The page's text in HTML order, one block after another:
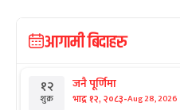
आगामी बिदाहरु
१२
शुक्र
जनै पूर्णिमा
भाद्र १२, २०८३-Aug 28, 2026